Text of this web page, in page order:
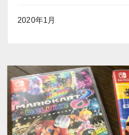
2020年1月